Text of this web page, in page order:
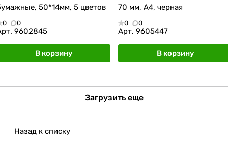
50*14мм, 5 цветов
0 0
9602845
В корзину
70 мм, А4, черная
0 0
Арт. 9605447
В корзину
Загрузить еще
Назад к списку